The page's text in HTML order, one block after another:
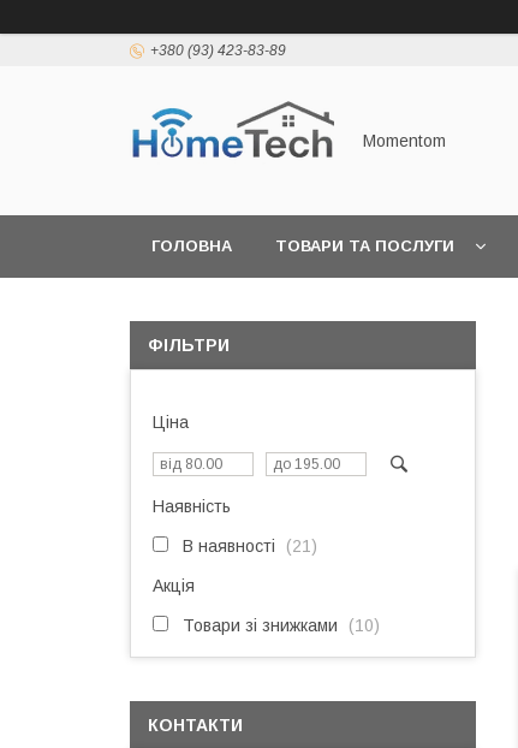
+380 (93) 423-83-89
Momentom
ГОЛОВНА ТОВАРИ ТА ПОСЛУГИ
ФІЛЬТРИ
Ціна
Наявність
В наявності 21
Акція
Товари зі знижками 10
КОНТАКТИ